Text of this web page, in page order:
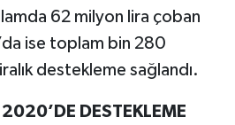
62 milyon lira çoban
ise toplam bin 280
destekleme sağlandı.
DESTEKLEME